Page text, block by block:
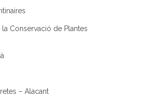
Conservació de Plantes
– Alacant